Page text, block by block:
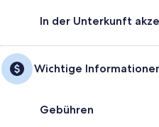
In der Unterkunft
Wichtige
Gebühren